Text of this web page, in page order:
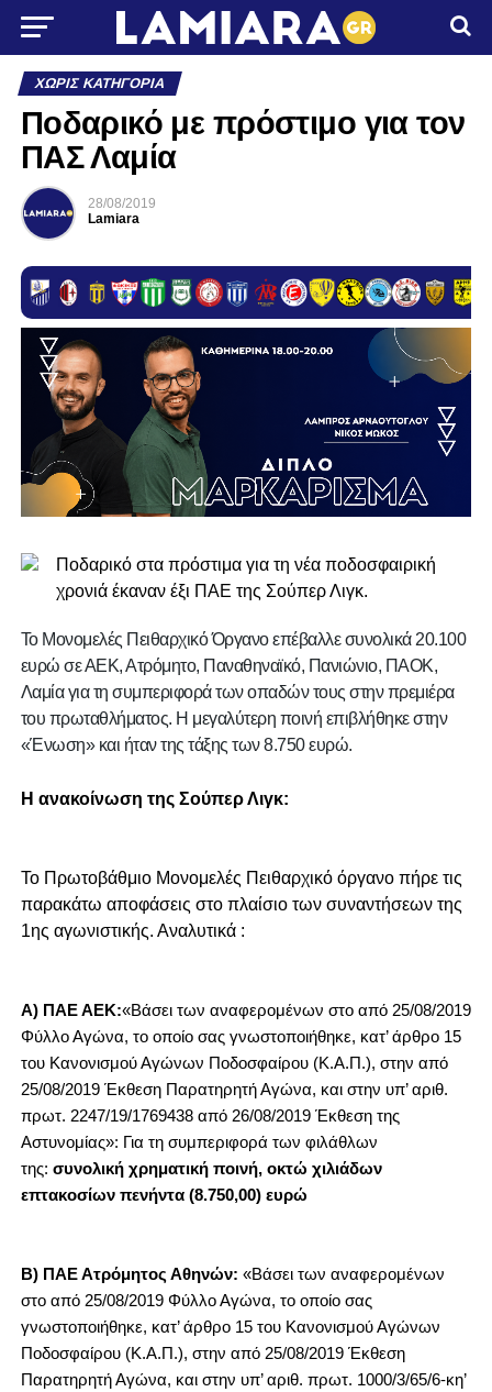
ΧΩΡΊΣ ΚΑΤΗΓΟΡΊΑ
Ποδαρικό με πρόστιμο για τον
ΠΑΣ Λαμία
28/08/2019
Lamiara
Ποδαρικό στα πρόστιμα για τη νέα ποδοσφαιρική
χρονιά έκαναν έξι ΠΑΕ της Σούπερ Λιγκ.
Το Μονομελές Πειθαρχικό Όργανο επέβαλλε συνολικά 20.100
ευρώ σε ΑΕΚ, Ατρόμητο, Παναθηναϊκό, Πανιώνιο, ΠΑΟΚ,
Λαμία για τη συμπεριφορά των οπαδών τους στην πρεμιέρα
του πρωταθλήματος. Η μεγαλύτερη ποινή επιβλήθηκε στην
«Ένωση» και ήταν της τάξης των 8.750 ευρώ.
Η ανακοίνωση της Σούπερ Λιγκ:
Το Πρωτοβάθμιο Μονομελές Πειθαρχικό όργανο πήρε τις
παρακάτω αποφάσεις στο πλαίσιο των συναντήσεων της
1ης αγωνιστικής. Αναλυτικά :
Α) ΠΑΕ ΑΕΚ:«Βάσει των αναφερομένων στο από 25/08/2019
Φύλλο Αγώνα, το οποίο σας γνωστοποιήθηκε, κατ’ άρθρο 15
του Κανονισμού Αγώνων Ποδοσφαίρου (Κ.Α.Π.), στην από
25/08/2019 Έκθεση Παρατηρητή Αγώνα, και στην υπ’ αριθ.
πρωτ. 2247/19/1769438 από 26/08/2019 Έκθεση της
Αστυνομίας»: Για τη συμπεριφορά των φιλάθλων
της: συνολική χρηματική ποινή, οκτώ χιλιάδων
επτακοσίων πενήντα (8.750,00) ευρώ
Β) ΠΑΕ Ατρόμητος Αθηνών: «Βάσει των αναφερομένων
στο από 25/08/2019 Φύλλο Αγώνα, το οποίο σας
γνωστοποιήθηκε, κατ’ άρθρο 15 του Κανονισμού Αγώνων
Ποδοσφαίρου (Κ.Α.Π.), στην από 25/08/2019 Έκθεση
Παρατηρητή Αγώνα, και στην υπ’ αριθ. πρωτ. 1000/3/65/6-κη’